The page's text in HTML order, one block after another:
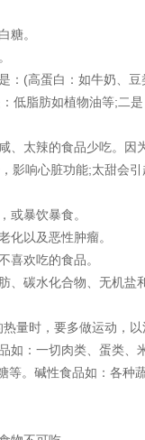
糖。
(高蛋白：如牛奶、
低脂肪如植物油等;二是
太辣的食品少吃。因
影响心脏功能;太甜会
暴饮暴食。
以及恶性肿瘤。
欢吃的食品。
碳水化合物、无机盐
量时，要多做运动，以
：一切肉类、蛋类、
等。碱性食品如：各种